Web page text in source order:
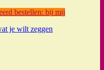
bestellen: bij mij